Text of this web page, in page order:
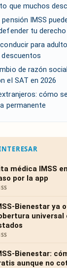
que muchos
IMSS
tu derecho
para
de razón
el SAT en 2026
cómo
permanente
médica IMSS
por la app
Bienestar ya
universal
Bienestar:
aunque no